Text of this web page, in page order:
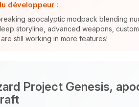
développeur :
apocalyptic modpack blending
storyline, advanced weapons,
still working in more features!
Project Genesis,